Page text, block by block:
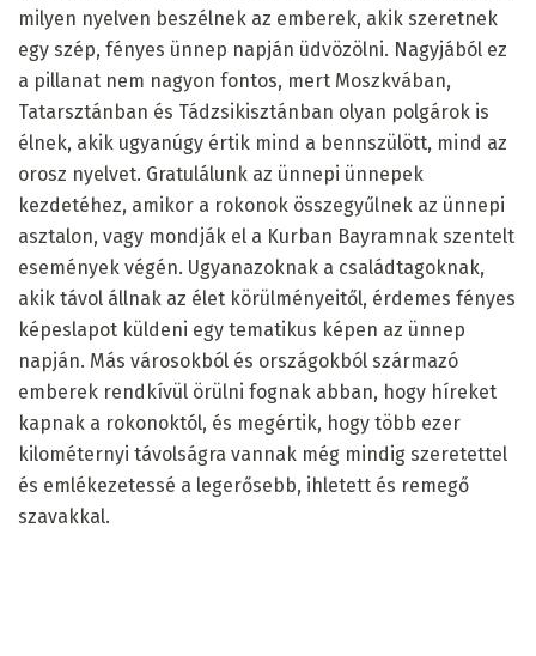
milyen nyelven beszélnek az emberek, akik szeretnek
egy szép, fényes ünnep napján üdvözölni. Nagyjából ez
a pillanat nem nagyon fontos, mert Moszkvában,
Tatarsztánban és Tádzsikisztánban olyan polgárok is
élnek, akik ugyanúgy értik mind a bennszülött, mind az
orosz nyelvet. Gratulálunk az ünnepi ünnepek
kezdetéhez, amikor a rokonok összegyűlnek az ünnepi
asztalon, vagy mondják el a Kurban Bayramnak szentelt
események végén. Ugyanazoknak a családtagoknak,
akik távol állnak az élet körülményeitől, érdemes fényes
képeslapot küldeni egy tematikus képen az ünnep
napján. Más városokból és országokból származó
emberek rendkívül örülni fognak abban, hogy híreket
kapnak a rokonoktól, és megértik, hogy több ezer
kilométernyi távolságra vannak még mindig szeretettel
és emlékezetessé a legerősebb, ihletett és remegő
szavakkal.